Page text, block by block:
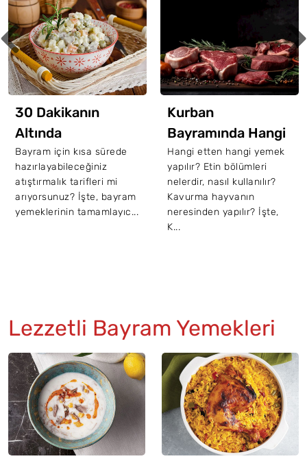
30 Dakikanın
Altında
Sunabileceğiniz
Bayramlık 8 Pratik
Atıştırmalık Tarifi
Bayram için kısa sürede
hazırlayabileceğiniz
atıştırmalık tarifleri mi
arıyorsunuz? İşte, bayram
yemeklerinin tamamlayıc...
Kurban
Bayramında Hangi
Etten Hangi Yemek
Yapılır?
Hangi etten hangi yemek
yapılır? Etin bölümleri
nelerdir, nasıl kullanılır?
Kavurma hayvanın
neresinden yapılır? İşte,
K...
Lezzetli Bayram Yemekleri